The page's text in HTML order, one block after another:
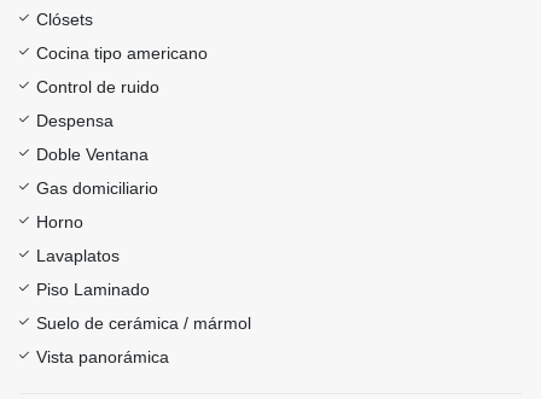
Clósets
Cocina tipo americano
Control de ruido
Despensa
Doble Ventana
Gas domiciliario
Horno
Lavaplatos
Piso Laminado
Suelo de cerámica / mármol
Vista panorámica